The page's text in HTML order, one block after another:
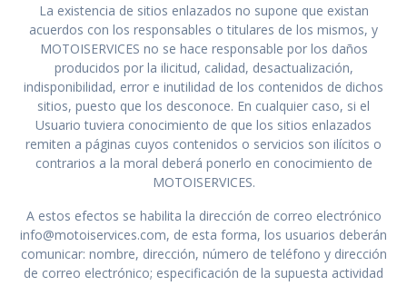
La existencia de sitios enlazados no supone que existan
acuerdos con los responsables o titulares de los mismos, y
MOTOISERVICES no se hace responsable por los daños
producidos por la ilicitud, calidad, desactualización,
indisponibilidad, error e inutilidad de los contenidos de dichos
sitios, puesto que los desconoce. En cualquier caso, si el
Usuario tuviera conocimiento de que los sitios enlazados
remiten a páginas cuyos contenidos o servicios son ilícitos o
contrarios a la moral deberá ponerlo en conocimiento de
MOTOISERVICES.
A estos efectos se habilita la dirección de correo electrónico
info@motoiservices.com, de esta forma, los usuarios deberán
comunicar: nombre, dirección, número de teléfono y dirección
de correo electrónico; especificación de la supuesta actividad